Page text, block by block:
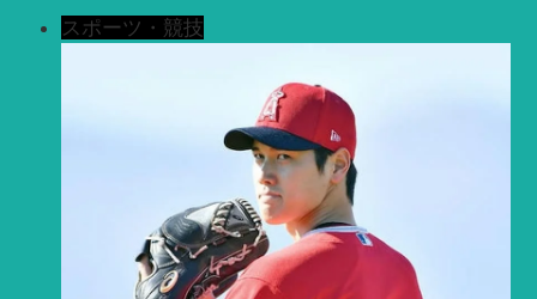
スポーツ・競技